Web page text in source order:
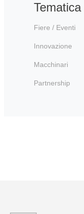
Tematica
Fiere / Eventi
Innovazione
Macchinari
Partnership